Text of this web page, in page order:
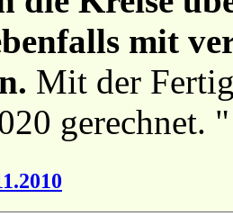
mit
Mit der
gerechnet. "